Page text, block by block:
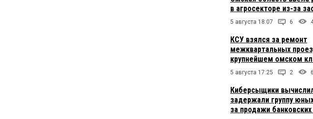
в агросекторе из-за
5 августа 18:07 6
КСУ взялся за ремонт
межквартальных
крупнейшем омском
5 августа 17:25 2
Киберсыщики
задержали группу
за продажи банковских